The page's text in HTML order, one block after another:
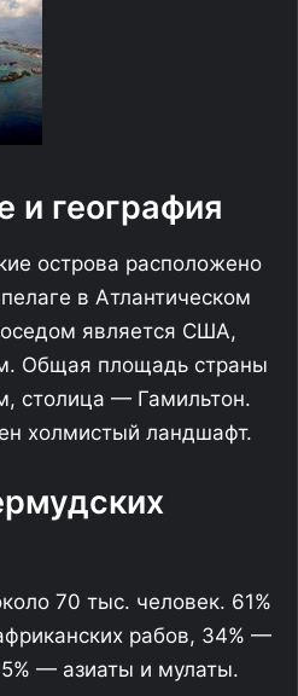
и география
острова расположено
в Атлантическом
является США,
Общая площадь страны
столица — Гамильтон.
холмистый ландшафт.
70 тыс. человек. 61%
рабов, 34% —
— азиаты и мулаты.